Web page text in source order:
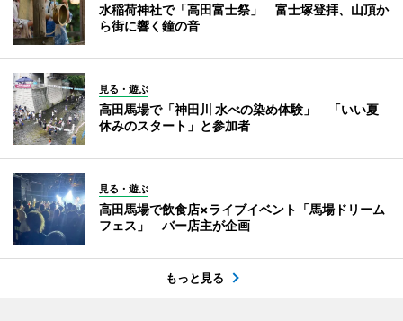
水稲荷神社で「高田富士祭」 富士塚登拝、山頂か
ら街に響く鐘の音
見る・遊ぶ
高田馬場で「神田川 水べの染め体験」 「いい夏
休みのスタート」と参加者
見る・遊ぶ
高田馬場で飲食店×ライブイベント「馬場ドリーム
フェス」 バー店主が企画
もっと見る